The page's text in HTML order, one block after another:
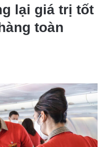
lại giá trị tốt
toàn